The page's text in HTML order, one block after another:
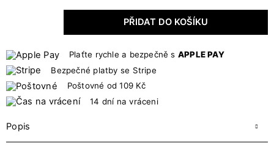
PŘIDAT DO KOŠÍKU
Plaťte rychle a bezpečně s APPLE PAY
Bezpečné platby se Stripe
Poštovné od 109 Kč
14 dní na vráceni
Popis